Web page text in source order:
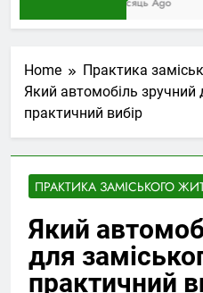
Home
Практика
Який автомобіль зручний
практичний вибір
ПРАКТИКА ЗАМІСЬКОГО
Який
для
практичний